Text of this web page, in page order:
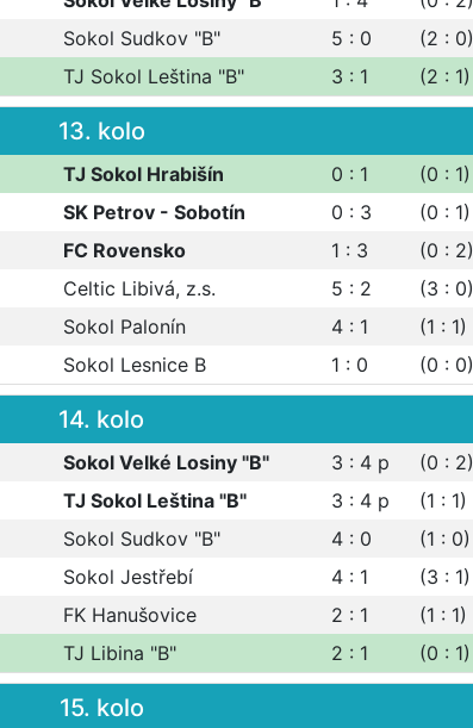
Sokol Sudkov "B" 5 : 0
(2 : 0)
TJ Sokol Leština "B" 3 : 1 (2 : 1)
13. kolo
TJ Sokol Hrabišín 0 : 1
(0 : 1)
SK Petrov - Sobotín 0 : 3
(0 : 1)
FC Rovensko 1 : 3
(0 : 2)
Celtic Libivá, z.s. 5 : 2
(3 : 0)
Sokol Palonín 4 : 1
(1 : 1)
Sokol Lesnice B 1 : 0 (0 : 0)
14. kolo
Sokol Velké Losiny "B" 3 : 4 p
(0 : 2)
TJ Sokol Leština "B" 3 : 4 p
(1 : 1)
Sokol Sudkov "B" 4 : 0
(1 : 0)
Sokol Jestřebí 4 : 1
(3 : 1)
FK Hanušovice 2 : 1
(1 : 1)
TJ Libina "B" 2 : 1 (0 : 1)
15. kolo